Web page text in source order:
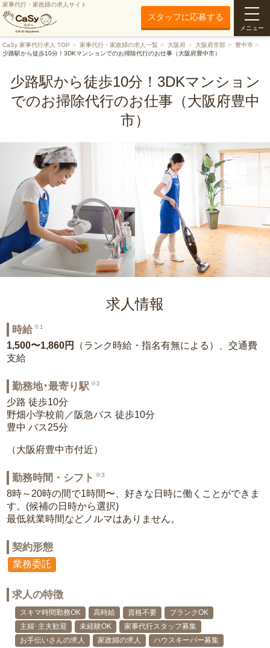
家事代行・家政婦の求人サイト
スタッフに応募する
メニュー
CaSy 家事代行求人 TOP 家事代行・家政婦の求人一覧 大阪府 大阪府市部
豊中市
少路駅から徒歩10分！3DKマンションでのお掃除代行のお仕事（大阪府豊中市）
少路駅から徒歩10分！3DKマンション
でのお掃除代行のお仕事（大阪府豊中
市）
求人情報
時給 ※1
1,500〜1,860円
（ランク時給・指名有無による）、交通費
支給
勤務地･最寄り駅 ※2
少路 徒歩10分
野畑小学校前／阪急バス 徒歩10分
豊中 バス25分
（大阪府豊中市付近）
勤務時間・シフト ※3
8時～20時の間で1時間〜、好きな日時に働くことができま
す。(候補の日時から選択)
最低就業時間などノルマはありません。
契約形態
業務委託
求人の特徴
スキマ時間勤務OK 高時給 資格不要
ブランクOK
主婦･主夫歓迎
未経験OK
家事代行スタッフ募集
お手伝いさんの求人
家政婦の求人
ハウスキーパー募集